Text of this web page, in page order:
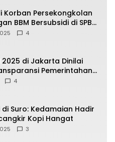
Korban Persekongkolan
BBM Bersubsidi di SPBU
Batang
4
2025 di Jakarta Dinilai
Pemerintahan
Dipertanyakan
4
di Suro: Kedamaian Hadir
Kopi Hangat
3